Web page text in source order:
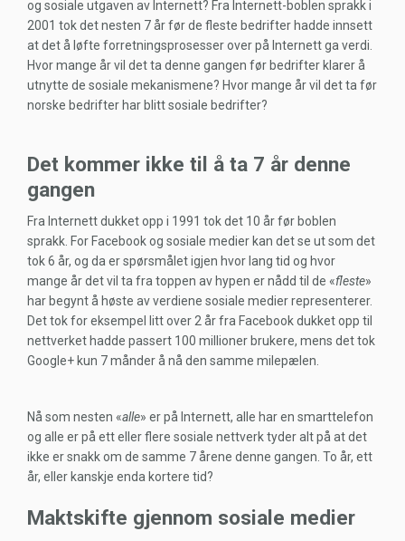
og sosiale utgaven av Internett? Fra Internett-boblen sprakk i
2001 tok det nesten 7 år før de fleste bedrifter hadde innsett
at det å løfte forretningsprosesser over på Internett ga verdi.
Hvor mange år vil det ta denne gangen før bedrifter klarer å
utnytte de sosiale mekanismene? Hvor mange år vil det ta før
norske bedrifter har blitt sosiale bedrifter?
Det kommer ikke til å ta 7 år denne
gangen
Fra Internett dukket opp i 1991 tok det 10 år før boblen
sprakk. For Facebook og sosiale medier kan det se ut som det
tok 6 år, og da er spørsmålet igjen hvor lang tid og hvor
mange år det vil ta fra toppen av hypen er nådd til de «fleste»
har begynt å høste av verdiene sosiale medier representerer.
Det tok for eksempel litt over 2 år fra Facebook dukket opp til
nettverket hadde passert 100 millioner brukere, mens det tok
Google+ kun 7 månder å nå den samme milepælen.
Nå som nesten «alle» er på Internett, alle har en smarttelefon
og alle er på ett eller flere sosiale nettverk tyder alt på at det
ikke er snakk om de samme 7 årene denne gangen. To år, ett
år, eller kanskje enda kortere tid?
Maktskifte gjennom sosiale medier